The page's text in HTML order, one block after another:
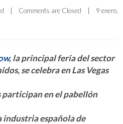
Comments are Closed
9 enero,
, la principal feria del sector
se celebra en Las Vegas
participan en el pabellón
industria española de